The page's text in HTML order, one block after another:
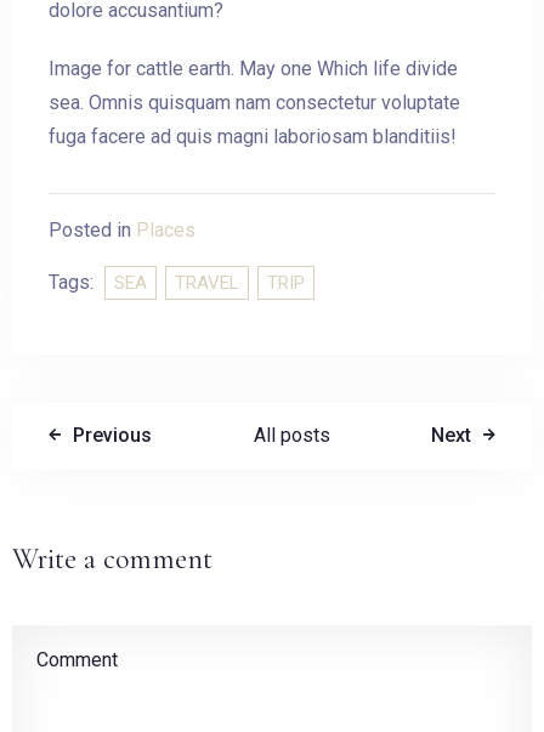
dolore accusantium?
Image for cattle earth. May one Which life divide
sea. Omnis quisquam nam consectetur voluptate
fuga facere ad quis magni laboriosam blanditiis!
Posted in Places
Tags: SEA TRAVEL TRIP
Previous All posts Next
Write a comment